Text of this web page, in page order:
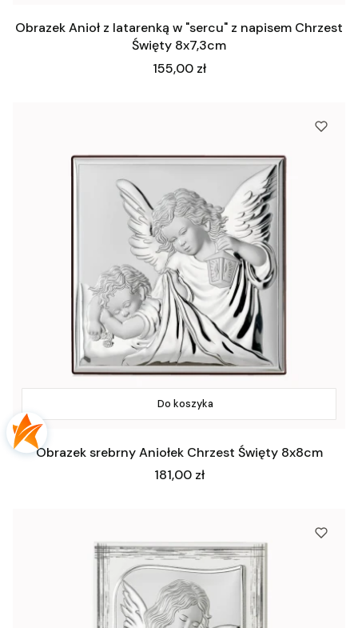
Obrazek Anioł z latarenką w "sercu" z napisem Chrzest
Święty 8x7,3cm
Cena
155,00 zł
Do koszyka
Obrazek srebrny Aniołek Chrzest Święty 8x8cm
Cena
181,00 zł